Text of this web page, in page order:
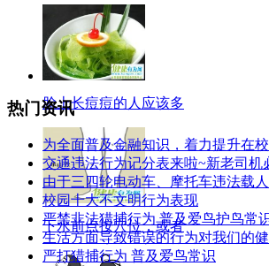
脸上长痘痘的人应该多
下水前点按穴位，或者
热门资讯
为全面普及金融知识，着力提升在
交通违法行为记分表来啦~新老司机
由于三四轮电动车、摩托车违法载
校园十大不文明行为表现
严禁非法猎捕行为 普及爱鸟护鸟常
生活方面导致错误的行为对我们的
严打猎捕行为 普及爱鸟常识